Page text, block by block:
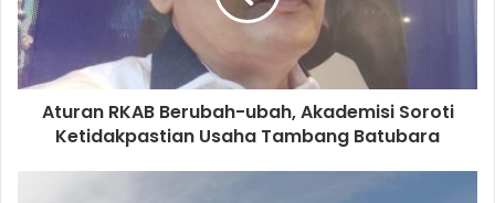
Aturan RKAB Berubah-ubah, Akademisi Soroti
Ketidakpastian Usaha Tambang Batubara